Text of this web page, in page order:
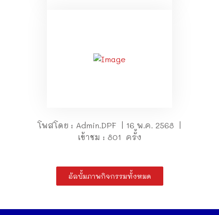
โพสโดย : Admin.DPF | 16 พ.ค. 2568 |
เข้าชม : 801 ครั้ง
อัลบั้มภาพกิจกรรมทั้งหมด